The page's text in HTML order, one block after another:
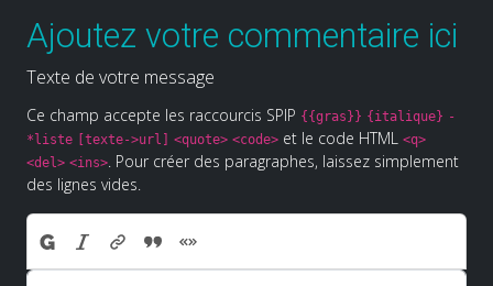
Ajoutez votre commentaire ici
Texte de votre message
Ce champ accepte les raccourcis SPIP {{gras}} {italique} -
*liste [texte->url] <quote> <code> et le code HTML <q>
<del> <ins>. Pour créer des paragraphes, laissez simplement
des lignes vides.